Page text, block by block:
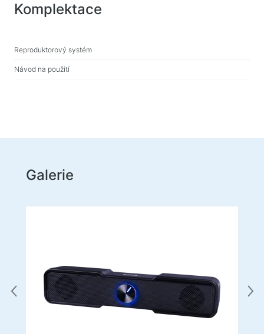
Komplektace
Reproduktorový systém
Návod na použití
Galerie